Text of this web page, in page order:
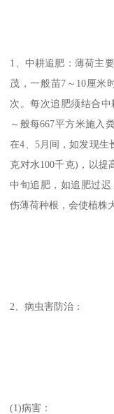
1、中耕追肥：薄荷主
茂，一般苗7～10厘米
次。每次追肥须结合中
～般每667平方米施入
在4、5月间，如发现生
克对水100千克)，以提
中旬追肥，如追肥过
伤薄荷种根，会使植株
2、病虫害防治：
(1)病害：